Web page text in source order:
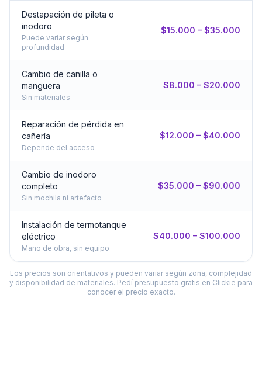
Destapación de pileta o
inodoro
Puede variar según
profundidad
$15.000 – $35.000
Cambio de canilla o
manguera
Sin materiales
$8.000 – $20.000
Reparación de pérdida en
cañería
Depende del acceso
$12.000 – $40.000
Cambio de inodoro
completo
Sin mochila ni artefacto
$35.000 – $90.000
Instalación de termotanque
eléctrico
Mano de obra, sin equipo
$40.000 – $100.000
Los precios son orientativos y pueden variar según zona, complejidad
y disponibilidad de materiales. Pedí presupuesto gratis en Clickie para
conocer el precio exacto.